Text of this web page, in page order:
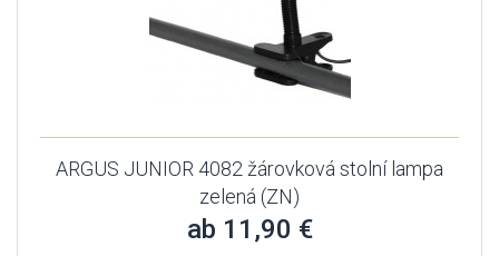
ARGUS JUNIOR 4082 žárovková stolní lampa
zelená (ZN)
ab 11,90 €